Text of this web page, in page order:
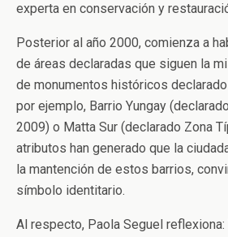
experta en conservación y
Posterior al año 2000, comienza a
de áreas declaradas que siguen la
de monumentos históricos
por ejemplo, Barrio Yungay
2009) o Matta Sur (declarado Zona
atributos han generado que la
la mantención de estos barrios,
símbolo identitario.
Al respecto, Paola Seguel reflexiona: